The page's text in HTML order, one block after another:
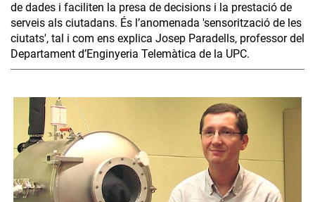
de dades i faciliten la presa de decisions i la prestació de
serveis als ciutadans. És l’anomenada 'sensorització de les
ciutats', tal i com ens explica Josep Paradells, professor del
Departament d’Enginyeria Telemàtica de la UPC.